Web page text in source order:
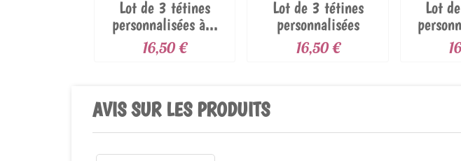
Lot de 3 tétines
personnalisées à...
16,50 €
Lot de 3 tétines
personnalisées
anatomique...
16,50 €
Lot
AVIS SUR LES PRODUITS